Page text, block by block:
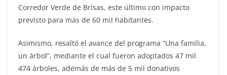
Corredor Verde de Brisas, este último con impacto
previsto para más de 60 mil habitantes.
Asimismo, resaltó el avance del programa “Una familia,
un árbol”, mediante el cual fueron adoptados 47 mil
474 árboles, además de más de 5 mil donativos